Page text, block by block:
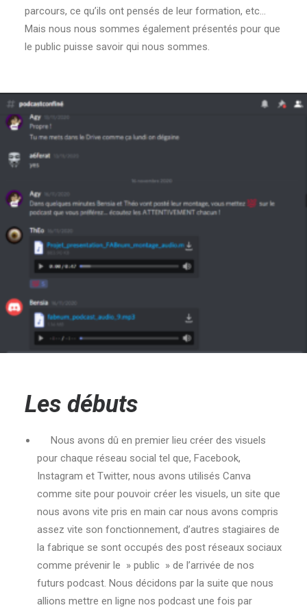
parcours, ce qu’ils ont pensés de leur formation, etc…
Mais nous nous sommes également présentés pour que
le public puisse savoir qui nous sommes.
Les débuts
Nous avons dû en premier lieu créer des visuels
pour chaque réseau social tel que, Facebook,
Instagram et Twitter, nous avons utilisés Canva
comme site pour pouvoir créer les visuels, un site que
nous avons vite pris en main car nous avons compris
assez vite son fonctionnement, d’autres stagiaires de
la fabrique se sont occupés des post réseaux sociaux
comme prévenir le » public » de l’arrivée de nos
futurs podcast. Nous décidons par la suite que nous
allions mettre en ligne nos podcast une fois par